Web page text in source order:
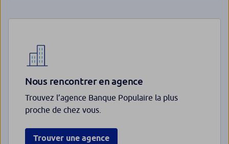
Nous rencontrer en agence
Trouvez l’agence Banque Populaire la plus
proche de chez vous.
Trouver une agence